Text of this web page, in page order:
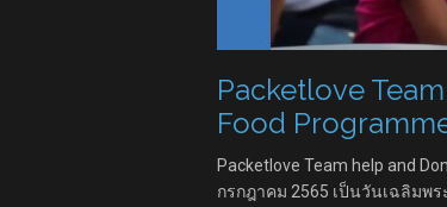
Packetlove
Food
Packetlove Team help and
กรกฎาคม 2565 เป็นวันเฉลิม